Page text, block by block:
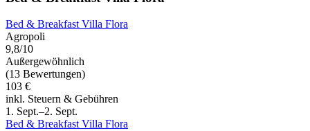
Bed & Breakfast Villa Flora
Agropoli
9,8/10
Außergewöhnlich
(13 Bewertungen)
103 €
inkl. Steuern & Gebühren
1. Sept.–2. Sept.
Bed & Breakfast Villa Flora